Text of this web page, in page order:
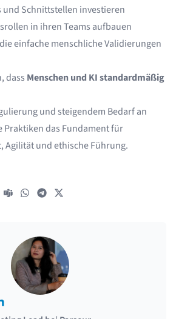
und Schnittstellen investieren
in ihren Teams aufbauen
einfache menschliche Validierungen
dass Menschen und KI standardmäßig
und steigendem Bedarf an
Praktiken das Fundament für
Agilität und ethische Führung.
LinkedIn
Teams WhatsAppTelegram